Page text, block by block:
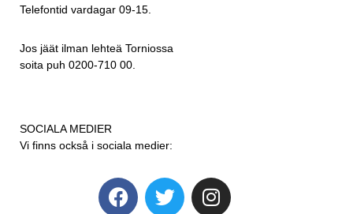
Telefontid vardagar 09-15.
Jos jäät ilman lehteä Torniossa
soita puh 0200-710 00.
SOCIALA MEDIER
Vi finns också i sociala medier: